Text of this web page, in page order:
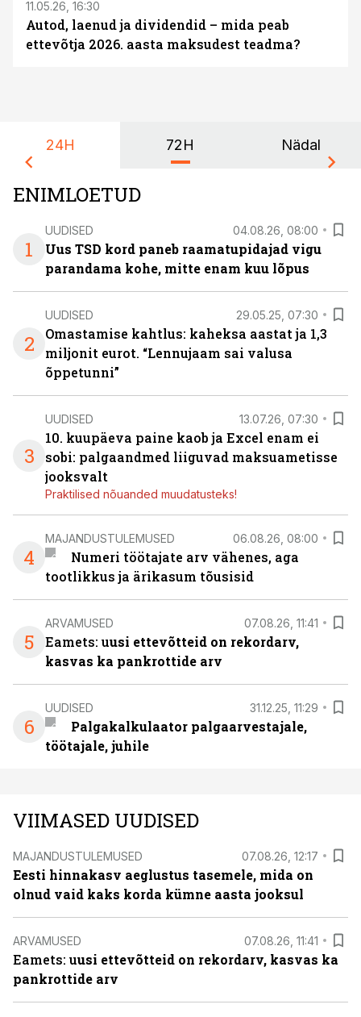
11.05.26, 16:30
Autod, laenud ja dividendid – mida peab
ettevõtja 2026. aasta maksudest teadma?
24H 72H Nädal
ENIMLOETUD
1
UUDISED 04.08.26, 08:00
Uus TSD kord paneb raamatupidajad vigu
parandama kohe, mitte enam kuu lõpus
2
UUDISED 29.05.25, 07:30
Omastamise kahtlus: kaheksa aastat ja 1,3
miljonit eurot. “Lennujaam sai valusa
õppetunni”
3
UUDISED 13.07.26, 07:30
10. kuupäeva paine kaob ja Excel enam ei
sobi: palgaandmed liiguvad maksuametisse
jooksvalt
Praktilised nõuanded muudatusteks!
4
MAJANDUSTULEMUSED 06.08.26, 08:00
Numeri töötajate arv vähenes, aga
tootlikkus ja ärikasum tõusisid
5
ARVAMUSED 07.08.26, 11:41
Eamets: uusi ettevõtteid on rekordarv,
kasvas ka pankrottide arv
6
UUDISED 31.12.25, 11:29
Palgakalkulaator palgaarvestajale,
töötajale, juhile
VIIMASED UUDISED
MAJANDUSTULEMUSED 07.08.26, 12:17
Eesti hinnakasv aeglustus tasemele, mida on
olnud vaid kaks korda kümne aasta jooksul
ARVAMUSED 07.08.26, 11:41
Eamets: uusi ettevõtteid on rekordarv, kasvas ka
pankrottide arv